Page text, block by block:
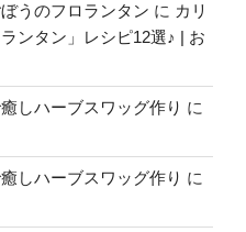
うのフロランタン に カリ
ンタン」レシピ12選♪ | お
しハーブスワッグ作り に
しハーブスワッグ作り に